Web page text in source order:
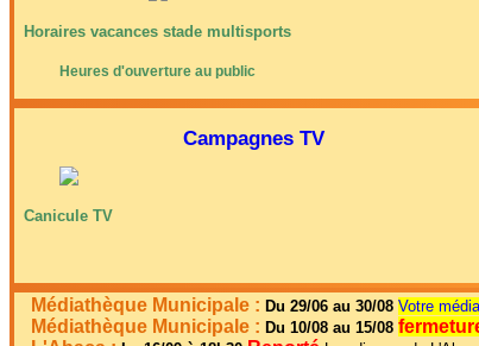
Horaires vacances stade multisports
Heures d'ouverture au public
Campagnes TV
Canicule TV
Médiathèque Municipale : Du 29/06 au 30/08 Votre
Médiathèque Municipale : Du 10/08 au 15/08